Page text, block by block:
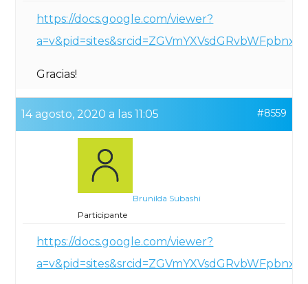
https://docs.google.com/viewer?
Gracias!
14 agosto, 2020 a las 11:05 #8559
Brunilda Subashi
Participante
https://docs.google.com/viewer?